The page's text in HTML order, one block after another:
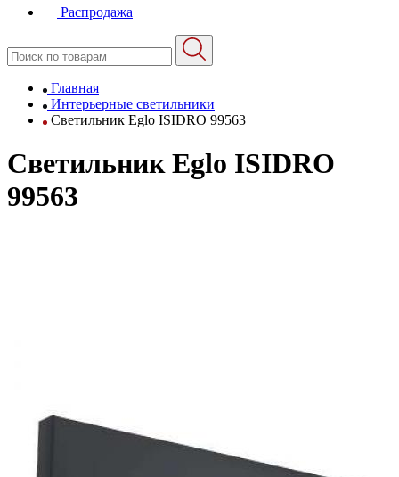
Распродажа
Главная
Интерьерные светильники
Светильник Eglo ISIDRO 99563
Светильник Eglo ISIDRO
99563